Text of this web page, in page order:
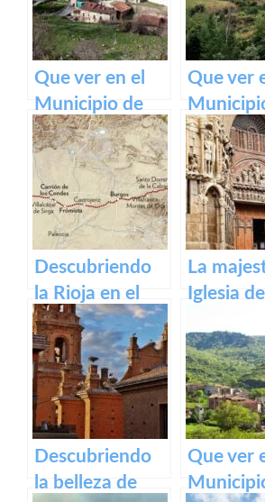
Que ver en el
Municipio de
Gallinero de
Cameros de La
Rioja
Que ver
Rioja
Descubriendo
la Rioja en el
Camino de
Santiago
Francés
La
Iglesia
Logroño
Descubriendo
la belleza de
Que ver